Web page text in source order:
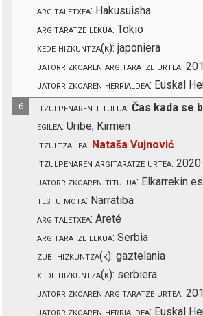
argitaletxea: Hakusuisha
argitaratze lekua: Tokio
xede hizkuntza(k): japoniera
jatorrizkoaren argitaratze urtea:
jatorrizkoaren herrialdea: Euskal
6 itzulpenaren titulua: Čas kada se
egilea: Uribe, Kirmen
itzultzailea: Nataša Vujnović
itzulpenaren argitaratze urtea: 2020
jatorrizkoaren titulua: Elkarrekin
testu mota: Narratiba
argitaletxea: Areté
argitaratze lekua: Serbia
zubi hizkuntza(k): gaztelania
xede hizkuntza(k): serbiera
jatorrizkoaren argitaratze urtea:
jatorrizkoaren herrialdea: Euskal